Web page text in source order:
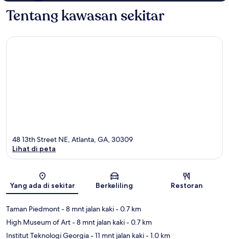
Tentang kawasan sekitar
Peta
48 13th Street NE, Atlanta, GA, 30309
Lihat di peta
Yang ada di sekitar Berkeliling Restoran
Taman Piedmont- 8 mnt jalan kaki- 0.7 km
High Museum of Art- 8 mnt jalan kaki- 0.7 km
Institut Teknologi Georgia- 11 mnt jalan kaki- 1.0 km